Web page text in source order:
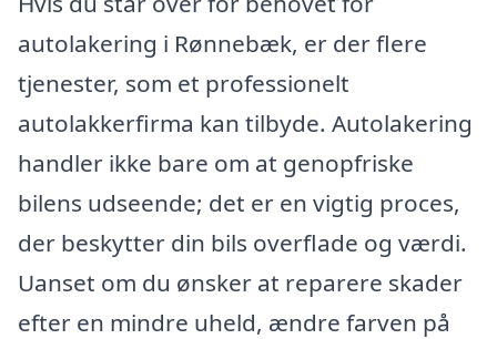
autolakering i Rønnebæk, er der flere
tjenester, som et professionelt
autolakkerfirma kan tilbyde. Autolakering
handler ikke bare om at genopfriske
bilens udseende; det er en vigtig proces,
der beskytter din bils overflade og værdi.
Uanset om du ønsker at reparere skader
efter en mindre uheld, ændre farven på